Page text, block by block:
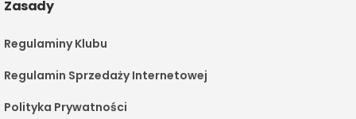
Zasady
Regulaminy Klubu
Regulamin Sprzedaży Internetowej
Polityka Prywatności